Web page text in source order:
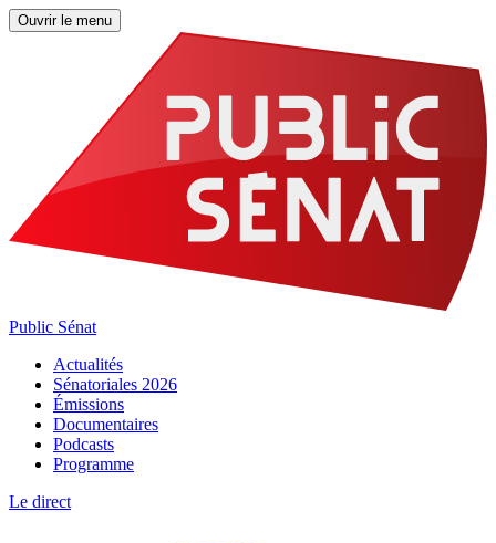
Ouvrir le menu
Public Sénat
Actualités
Sénatoriales 2026
Émissions
Documentaires
Podcasts
Programme
Le direct